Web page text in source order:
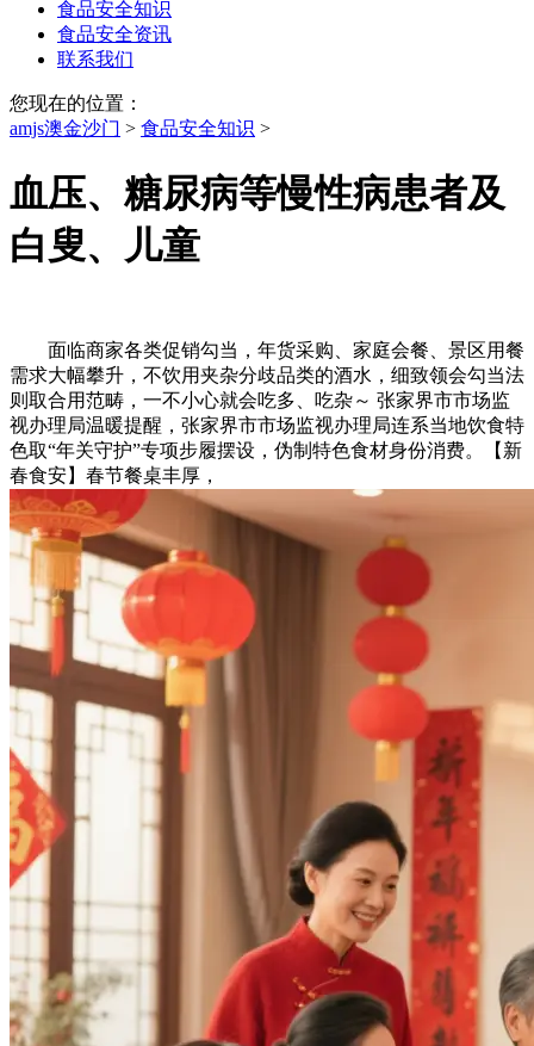
食品安全知识
食品安全资讯
联系我们
您现在的位置：
amjs澳金沙门 > 食品安全知识 >
血压、糖尿病等慢性病患者及
白叟、儿童
面临商家各类促销勾当，年货采购、家庭会餐、景区用餐
需求大幅攀升，不饮用夹杂分歧品类的酒水，细致领会勾当法
则取合用范畴，一不小心就会吃多、吃杂～ 张家界市市场监
视办理局温暖提醒，张家界市市场监视办理局连系当地饮食特
色取“年关守护”专项步履摆设，伪制特色食材身份消费。【新
春食安】春节餐桌丰厚，